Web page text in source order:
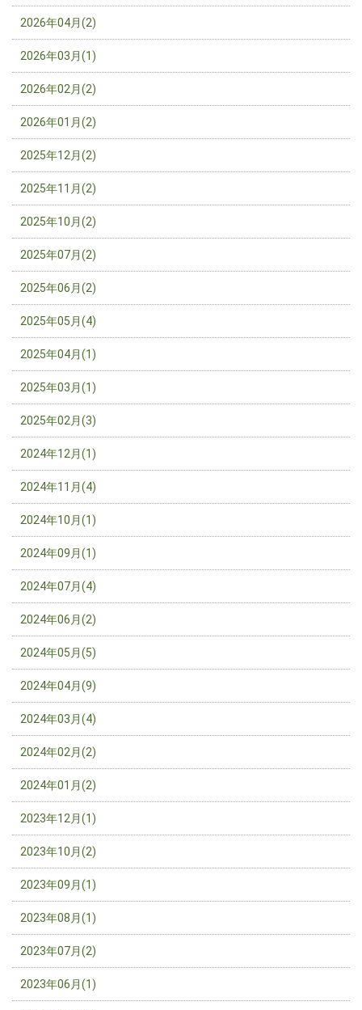
2026年04月(2)
2026年03月(1)
2026年02月(2)
2026年01月(2)
2025年12月(2)
2025年11月(2)
2025年10月(2)
2025年07月(2)
2025年06月(2)
2025年05月(4)
2025年04月(1)
2025年03月(1)
2025年02月(3)
2024年12月(1)
2024年11月(4)
2024年10月(1)
2024年09月(1)
2024年07月(4)
2024年06月(2)
2024年05月(5)
2024年04月(9)
2024年03月(4)
2024年02月(2)
2024年01月(2)
2023年12月(1)
2023年10月(2)
2023年09月(1)
2023年08月(1)
2023年07月(2)
2023年06月(1)